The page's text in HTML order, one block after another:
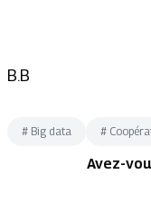
B.B
# Big data #
Avez-